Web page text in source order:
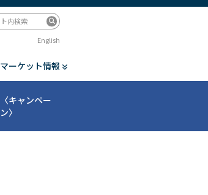
マーケット情報
English
〈キャンペー
ン〉